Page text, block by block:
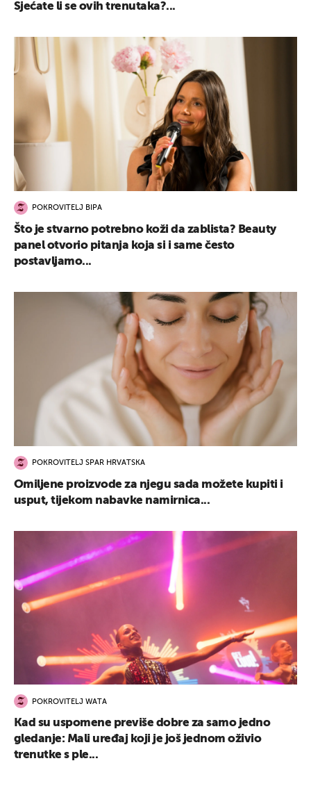
Sjećate li se ovih trenutaka?...
POKROVITELJ BIPA
Što je stvarno potrebno koži da zablista? Beauty
panel otvorio pitanja koja si i same često
postavljamo...
POKROVITELJ SPAR HRVATSKA
Omiljene proizvode za njegu sada možete kupiti i
usput, tijekom nabavke namirnica...
POKROVITELJ WATA
Kad su uspomene previše dobre za samo jedno
gledanje: Mali uređaj koji je još jednom oživio
trenutke s ple...